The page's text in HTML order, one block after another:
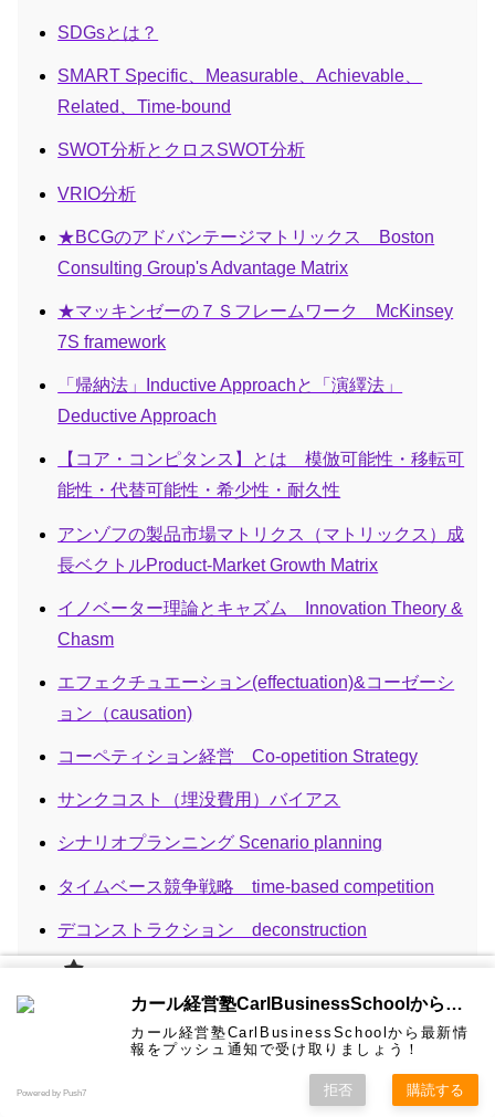
SDGsとは？
SMART Specific、Measurable、Achievable、
Related、Time-bound
SWOT分析とクロスSWOT分析
VRIO分析
★BCGのアドバンテージマトリックス Boston
Consulting Group's Advantage Matrix
★マッキンゼーの７Ｓフレームワーク McKinsey
7S framework
「帰納法」Inductive Approachと「演繹法」
Deductive Approach
【コア・コンピタンス】とは 模倣可能性・移転可
能性・代替可能性・希少性・耐久性
アンゾフの製品市場マトリクス（マトリックス）成
長ベクトルProduct-Market Growth Matrix
イノベーター理論とキャズム Innovation Theory &
Chasm
エフェクチュエーション(effectuation)&コーゼーシ
ョン（causation)
コーペティション経営 Co-opetition Strategy
サンクコスト（埋没費用）バイアス
シナリオプランニング Scenario planning
タイムベース競争戦略 time-based competition
デコンストラクション deconstruction
デザイン思考 design thinking
デジタル・フォレンジック Digital forensics
デジュリスタンダード＆デファクトスタンダード
２つの標準化（対義語） 具体例
ばれまし
コンサル
ティング
経営学用
語集
認定コン
サルタン
無料メル
マガ！
★カール
経営塾動
お問い合
わせ
★熱海風
水＆グリ
プライバ
カール経営塾CarlBusinessSchoolから通知を受け取る
カール経営塾CarlBusinessSchoolから最新情
報をプッシュ通知で受け取りましょう！
Powered by Push7 拒否 購読する